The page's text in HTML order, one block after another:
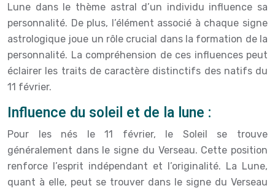
Lune dans le thème astral d’un individu influence sa
personnalité. De plus, l’élément associé à chaque signe
astrologique joue un rôle crucial dans la formation de la
personnalité. La compréhension de ces influences peut
éclairer les traits de caractère distinctifs des natifs du
11 février.
Influence du soleil et de la lune :
Pour les nés le 11 février, le Soleil se trouve
généralement dans le signe du Verseau. Cette position
renforce l’esprit indépendant et l’originalité. La Lune,
quant à elle, peut se trouver dans le signe du Verseau